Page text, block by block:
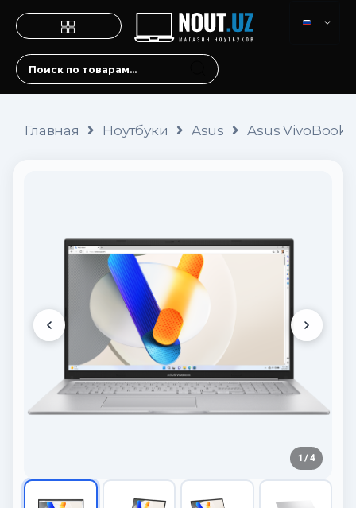
Главная Ноутбуки Asus Asus VivoBook
1 / 4